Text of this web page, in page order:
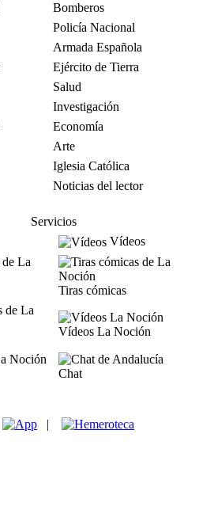
Bomberos
Policía Nacional
Armada Española
Ejército de Tierra
Salud
Investigación
Economía
Arte
Iglesia Católica
Noticias del lector
Servicios
Vídeos
Tiras cómicas
Vídeos La Noción
Chat
|